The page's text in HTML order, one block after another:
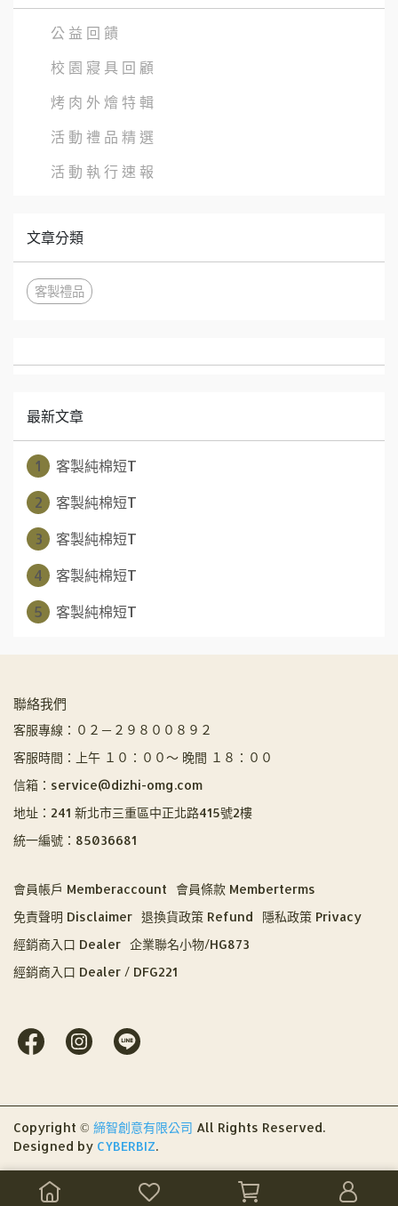
公 益 回 饋
校 園 寢 具 回 顧
烤 肉 外 燴 特 輯
活 動 禮 品 精 選
活 動 執 行 速 報
文章分類
客製禮品
最新文章
1
客製純棉短T
2
客製純棉短T
3
客製純棉短T
4
客製純棉短T
5
客製純棉短T
聯絡我們
客服專線：０２－２９８００８９２
客服時間：上午 １０：００～ 晚間 １８：００
信箱：service@dizhi-omg.com
地址：241 新北市三重區中正北路415號2樓
統一編號：85036681
會員帳戶 Memberaccount
會員條款 Memberterms
免責聲明 Disclaimer 退換貨政策 Refund
隱私政策 Privacy
經銷商入口 Dealer 企業聯名小物/HG873
經銷商入口 Dealer / DFG221
Copyright © 締智創意有限公司 All Rights Reserved.
Designed by CYBERBIZ.